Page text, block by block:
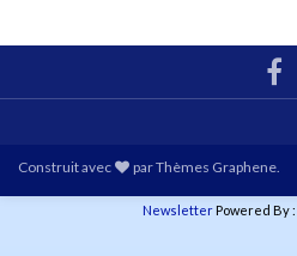
Construit avec parThèmes Graphene
NewsletterPowered By :